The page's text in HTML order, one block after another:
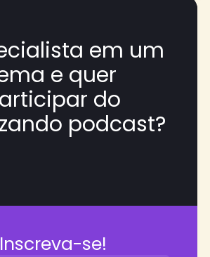
em um
e quer
do
podcast?
Inscreva-se!